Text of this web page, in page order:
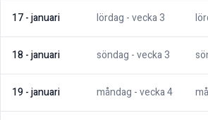
17-januari lördag - vecka3
18-januari söndag - vecka3
19-januari måndag - vecka4